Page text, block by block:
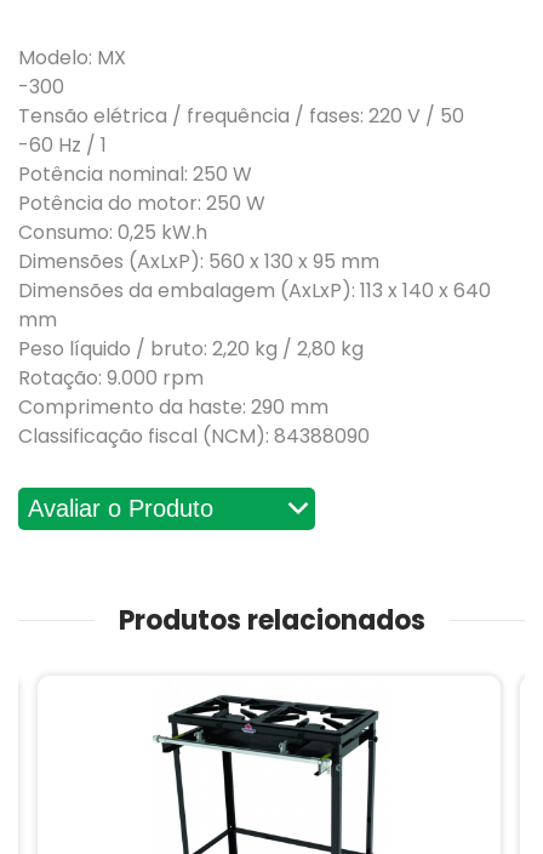
Modelo: MX
-300
Tensão elétrica / frequência / fases: 220 V / 50
-60 Hz / 1
Potência nominal: 250 W
Potência do motor: 250 W
Consumo: 0,25 kW.h
Dimensões (AxLxP): 560 x 130 x 95 mm
Dimensões da embalagem (AxLxP): 113 x 140 x 640
mm
Peso líquido / bruto: 2,20 kg / 2,80 kg
Rotação: 9.000 rpm
Comprimento da haste: 290 mm
Classificação fiscal (NCM): 84388090
Avaliações
Produtos relacionados